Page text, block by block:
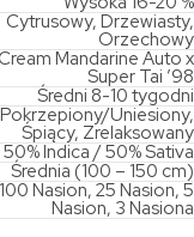
Cytrusowy, Drzewiasty,
Orzechowy
Cream Mandarine Auto x
Super Tai ’98
Średni 8-10 tygodni
Pokrzepiony/Uniesiony,
Śpiący, Zrelaksowany
50% Indica / 50% Sativa
Średnia (100 – 150 cm)
100 Nasion, 25 Nasion, 5
Nasion, 3 Nasiona